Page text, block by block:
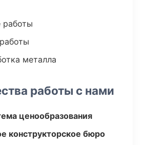
работы
металла
работы с нами
ценообразования
конструкторское бюро